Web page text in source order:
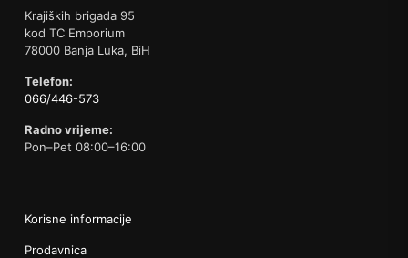
Krajiških brigada 95
kod TC Emporium
78000 Banja Luka, BiH
Telefon:
066/446-573
Radno vrijeme:
Pon–Pet 08:00–16:00
Korisne informacije
Prodavnica